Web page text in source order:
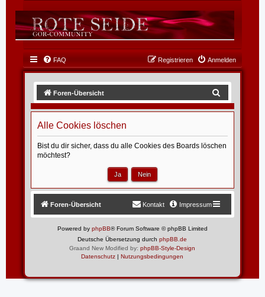
FAQ Anmelden
Registrieren
Foren-Übersicht
h
e
Alle Cookies löschen
Bist du dir sicher, dass du alle Cookies des Boards löschen
möchtest?
Foren-Übersicht Impressum
Kontakt
Powered by phpBB® Forum Software © phpBB Limited
Deutsche Übersetzung durchphpBB.de
Graand New Modified by:phpBB-Style-Design
Datenschutz |Nutzungsbedingungen